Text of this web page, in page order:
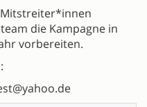
die Kampagne in
vorbereiten.